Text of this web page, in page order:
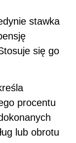
stawka
się go
procentu
lub obrotu